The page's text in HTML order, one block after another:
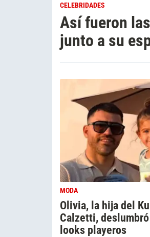
CELEBRIDADES
Así fueron
junto a su
MODA
Olivia, la hija del
Calzetti,
looks playeros